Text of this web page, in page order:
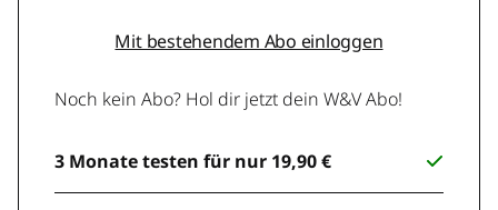
Mit bestehendem Abo einloggen
Noch kein Abo? Hol dir jetzt dein W&V Abo!
3 Monate testen für nur 19,90 €